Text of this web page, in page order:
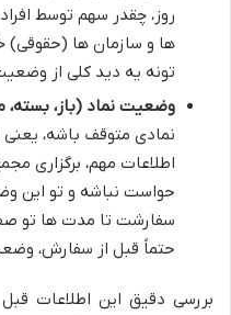
روز، چقدر سهم توسط
ها و سازمان ها (حقوقی)
تونه یه دید کلی از
وضعیت نماد (باز، بسته،
نمادی متوقف باشه،
اطلاعات مهم، برگزاری
حواست نباشه و تو این
سفارشت تا مدت ها تو
حتماً قبل از سفارش،
بررسی دقیق این اطلاعات قبل